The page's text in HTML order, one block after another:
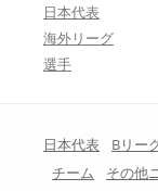
日本代表
海外リーグ
選手
日本代表 Bリー
チーム
その他